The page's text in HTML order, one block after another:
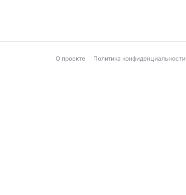
О проекте Политика конфиденциальности